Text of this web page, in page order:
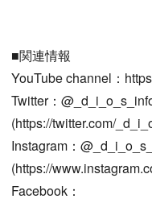
■関連情報
YouTube channel：
Twitter：
(https://twitter.com/
Instagram：
(https://
Facebook：